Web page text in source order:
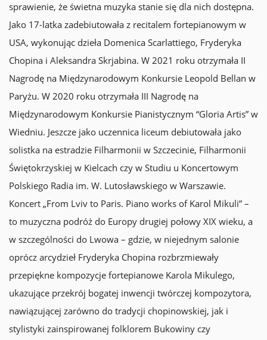
sprawienie, że świetna muzyka stanie się dla nich dostępna.
Jako 17-latka zadebiutowała z recitalem fortepianowym w
USA, wykonując dzieła Domenica Scarlattiego, Fryderyka
Chopina i Aleksandra Skrjabina. W 2021 roku otrzymała II
Nagrodę na Międzynarodowym Konkursie Leopold Bellan w
Paryżu. W 2020 roku otrzymała III Nagrodę na
Międzynarodowym Konkursie Pianistycznym “Gloria Artis” w
Wiedniu. Jeszcze jako uczennica liceum debiutowała jako
solistka na estradzie Filharmonii w Szczecinie, Filharmonii
Świętokrzyskiej w Kielcach czy w Studiu u Koncertowym
Polskiego Radia im. W. Lutosławskiego w Warszawie.
Koncert „From Lviv to Paris. Piano works of Karol Mikuli” –
to muzyczna podróż do Europy drugiej połowy XIX wieku, a
w szczególności do Lwowa – gdzie, w niejednym salonie
oprócz arcydzieł Fryderyka Chopina rozbrzmiewały
przepiękne kompozycje fortepianowe Karola Mikulego,
ukazujące przekrój bogatej inwencji twórczej kompozytora,
nawiązującej zarówno do tradycji chopinowskiej, jak i
stylistyki zainspirowanej folklorem Bukowiny czy